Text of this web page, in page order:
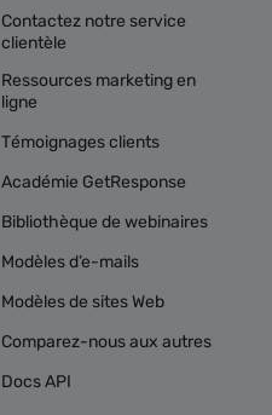
Contactez notre service
clientèle
Ressources marketing en
ligne
Témoignages clients
Académie GetResponse
Bibliothèque de webinaires
Modèles d’e-mails
Modèles de sites Web
Comparez-nous aux autres
Docs API